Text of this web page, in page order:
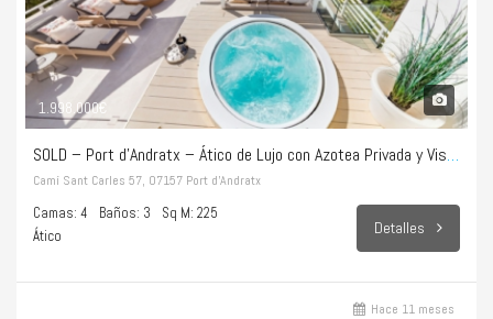
1.998.000€
SOLD – Port d’Andratx – Ático de Lujo con Azotea Privada y Vistas Infinitas al Mar
Camí Sant Carles 57, 07157 Port d’Andratx
Camas: 4 Baños: 3
Sq M: 225
Ático
Detalles
Hace 11 meses